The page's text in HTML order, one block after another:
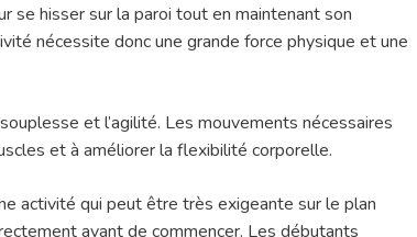
se hisser sur la paroi tout en maintenant son
nécessite donc une grande force physique et une
et l’agilité. Les mouvements nécessaires
et à améliorer la flexibilité corporelle.
activité qui peut être très exigeante sur le plan
avant de commencer. Les débutants